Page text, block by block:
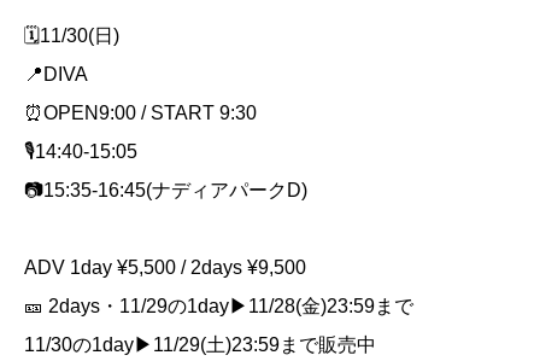
🗓️11/30(日)
📍DIVA
⏰OPEN9:00 / START 9:30
🎙️14:40-15:05
📷15:35-16:45(ナディアパークD)
ADV 1day ¥5,500 / 2days ¥9,500
🎫 2days・11/29の1day▶︎11/28(金)23:59まで
11/30の1day▶︎11/29(土)23:59まで販売中